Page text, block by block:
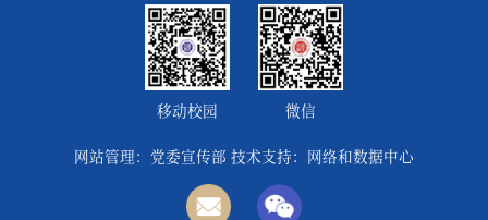
移动校园 微信
网站管理：党委宣传部 技术支持：网络和数据中心